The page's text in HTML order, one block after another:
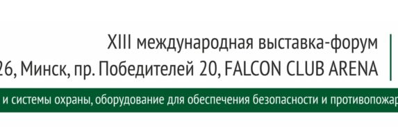
выставка-форум
и противопожарной защиты. 4-5 июня 2025, Минск, пр. Победителей,